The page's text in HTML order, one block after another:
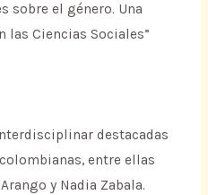
sobre el género. Una
Ciencias Sociales”
destacadas
entre ellas
y Nadia Zabala.